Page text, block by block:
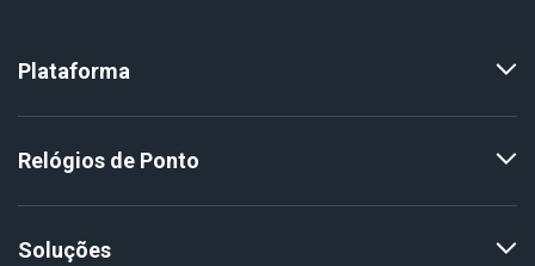
Plataforma
Relógios de Ponto
Soluções